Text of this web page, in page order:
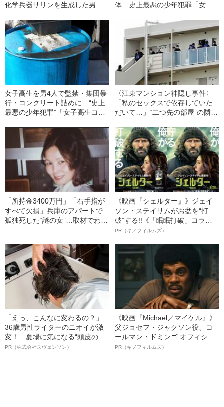
化学兵器サリンを生成した男が
体…史上最悪の少年犯罪「女子
件」の狂気
女子高生を男4人で監禁・集団暴
行・コンクリート詰めに…“史上
最悪の少年犯罪”「女子高生コン
後（1988年の事件）
〈江東マンション神隠し事件〉
「私のセックスで依存していた
だいて…」“二つ先の部屋”の隣人
体”した理由
「所持金3400万円」「右手指が
すべて欠損」兵庫のアパートで
孤独死した“謎の女”…取材でわか
《映画『シェルター』》ジェイ
ソン・ステイサムがお盆を“打
破”する!!《「眠眠打破」コラ
ボ》
PR（キノフィルムズ）
「えっ、こんなに変わるの？」
36歳男性ライターのニオイが激
変！ 夏場に気になる“頭皮のニ
オイ”や“ベタつき”を解消す
PR（株式会社スヴェンソン）
《映画『Michael／マイケル』》
父ジョセフ・ジャクソン役、コ
ールマン・ドミンゴ オフィシャ
ルインタビュー“観客を魅了した
PR（キノフィルムズ）